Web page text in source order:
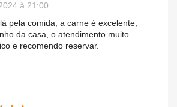
à 21:00
pela comida, a carne é excelente,
da casa, o atendimento muito
e recomendo reservar.